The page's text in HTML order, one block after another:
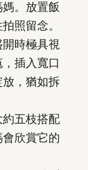
。放置飯
照留念。
開時極具視
插入寬口
，猶如拆
五枝搭配
欣賞它的